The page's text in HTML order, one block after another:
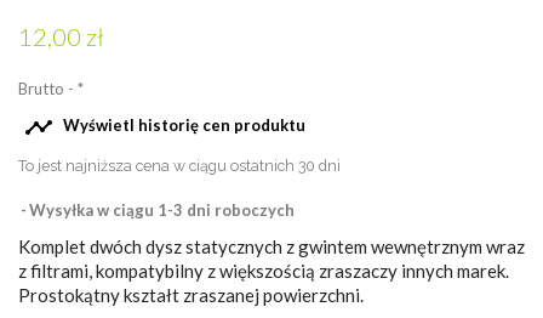
12,00 zł
Brutto *
 Wyświetl historię cen produktu
To jest najniższa cena w ciągu ostatnich 30 dni
Wysyłka w ciągu 1-3 dni roboczych
Komplet dwóch dysz statycznych z gwintem wewnętrznym wraz
z filtrami, kompatybilny z większością zraszaczy innych marek.
Prostokątny kształt zraszanej powierzchni.